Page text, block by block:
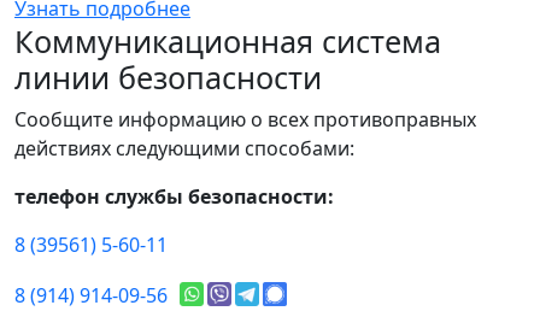
Узнать подробнее
Коммуникационная система
линии безопасности
Сообщите информацию о всех противоправных
действиях следующими способами:
телефон службы безопасности:
8 (39561) 5-60-11
8 (914) 914-09-56